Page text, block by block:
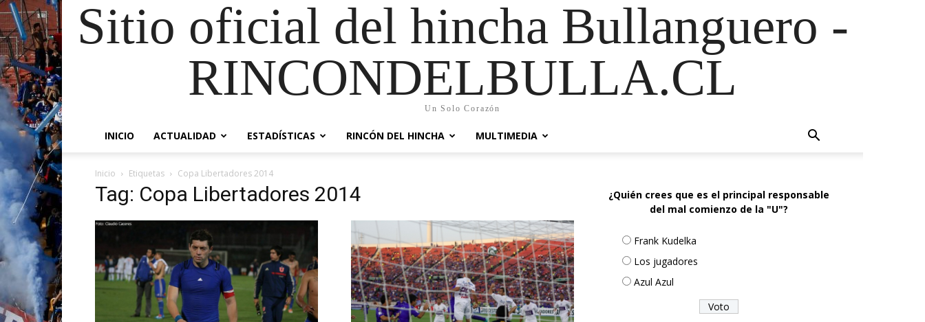
Sitio oficial del hincha Bullanguero -
RINCONDELBULLA.CL
Un Solo Corazón
INICIO ACTUALIDAD ESTADÍSTICAS RINCÓN DEL HINCHA MULTIMEDIA
Inicio Etiquetas Copa Libertadores 2014
Tag: Copa Libertadores 2014
¿Quién crees que es el principal responsable
del mal comienzo de la "U"?
Frank Kudelka
Los jugadores
Azul Azul